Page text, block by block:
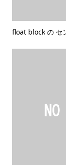
float block の セ